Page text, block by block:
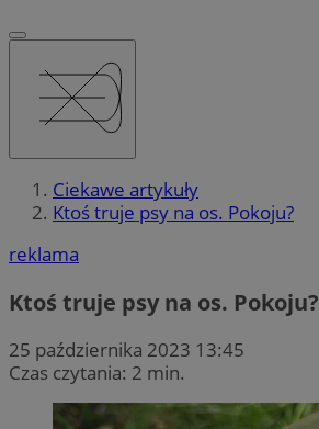
Ciekawe artykuły
Ktoś truje psy na os. Pokoju?
reklama
Ktoś truje psy na os. Pokoju?
25 października 2023 13:45
Czas czytania: 2 min.